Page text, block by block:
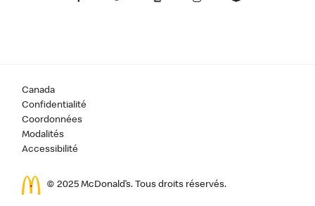
Canada
Confidentialité
Coordonnées
Modalités
Accessibilité
© 2025 McDonald’s. Tous droits réservés.